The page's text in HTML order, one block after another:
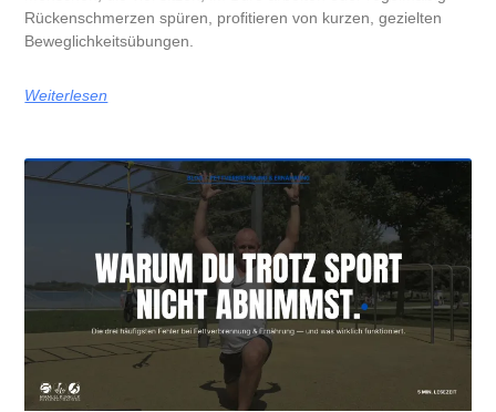
Rückenschmerzen spüren, profitieren von kurzen, gezielten
Beweglichkeitsübungen.
Weiterlesen